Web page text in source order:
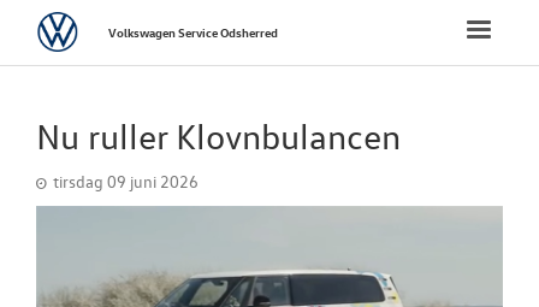
Toggle
VolkswagenVolkswagen Service Odsherred
Nu ruller Klovnbulancen
tirsdag 09 juni 2026